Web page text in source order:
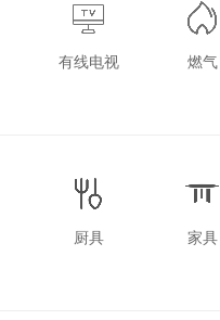
有线电视 燃气
厨具 家具